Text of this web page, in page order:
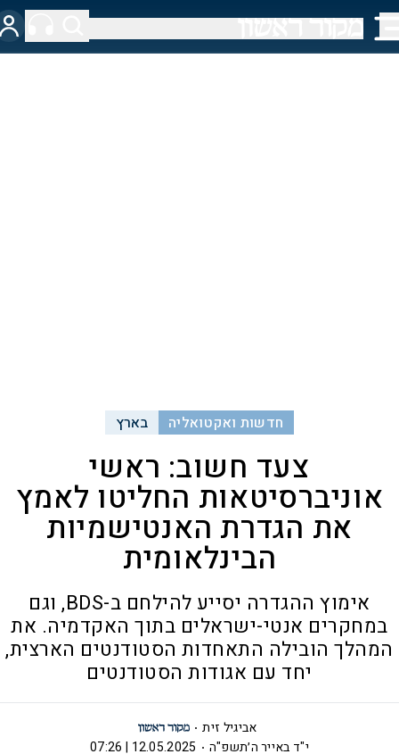
חדשות ואקטואליה בארץ
צעד חשוב: ראשי
אוניברסיטאות החליטו לאמץ
את הגדרת האנטישמיות
הבינלאומית
אימוץ ההגדרה יסייע להילחם ב-BDS, וגם
במחקרים אנטי-ישראלים בתוך האקדמיה. את
המהלך הובילה התאחדות הסטודנטים הארצית,
יחד עם אגודות הסטודנטים
אביגיל זית
י"ד באייר ה׳תשפ"ה
12.05.2025 | 07:26